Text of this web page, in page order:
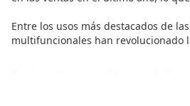
Entre los usos más destacados de las
multifuncionales han revolucionado